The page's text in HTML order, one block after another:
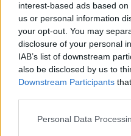
interest-based ads based
us or personal information
your opt-out. You may
disclosure of your personal
IAB’s list of downstream
also be disclosed by us to
Downstream Participants
Please note that this
Personal Data
Φτιάξτε την ομάδα
κορυφή και η
περιμένει θα είναι
δώρων του νέου
ΠΡΟΕΔΡΟΣ»δεν
απαιτητικούς…